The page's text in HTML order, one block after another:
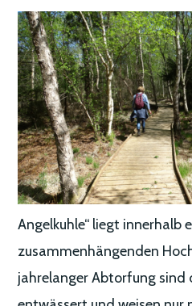
Angelkuhle“ liegt innerhalb
zusammenhängenden
jahrelanger Abtorfung sind